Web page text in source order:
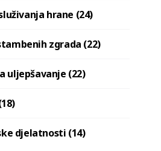
hrane (24)
zgrada (22)
uljepšavanje (22)
djelatnosti (14)